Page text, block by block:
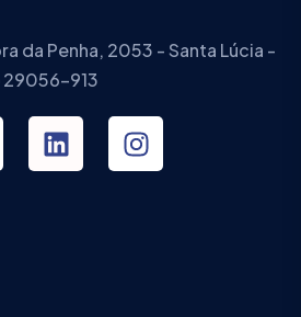
da Penha, 2053 - Santa Lúcia -
29056-913